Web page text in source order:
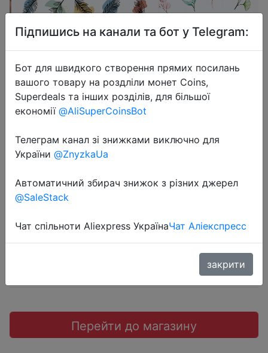
2022-06-23
Наклейка для ногтей «Весенняя
$0.08
Перейти до магазину
Підпишись на канали та бот у Telegram:
Бот для швидкого створення прямих посилань
вашого товару на роздліли монет Coins,
Superdeals та інших розділів, для більшої
економії @AliSuperCoinsBot
Телеграм канал зі знижками виключно для
України @ZnyzkaUa
Автоматичний збирач знижок з різних джерел
@SaleStack
Чат спільноти Aliexpress УкраїнаЧат Аліекспресс
закрити